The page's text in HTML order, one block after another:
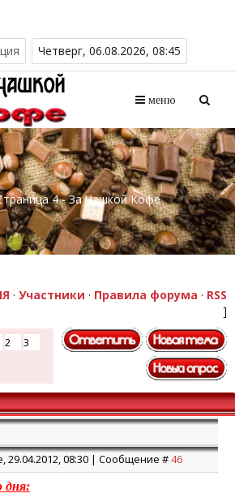
Четверг, 06.08.2026, 08:45
меню
4 - За Чашкой Кофе
· Участники · Правила форума · RSS
]
2
3
29.04.2012, 08:30 | Сообщение #46
дня: